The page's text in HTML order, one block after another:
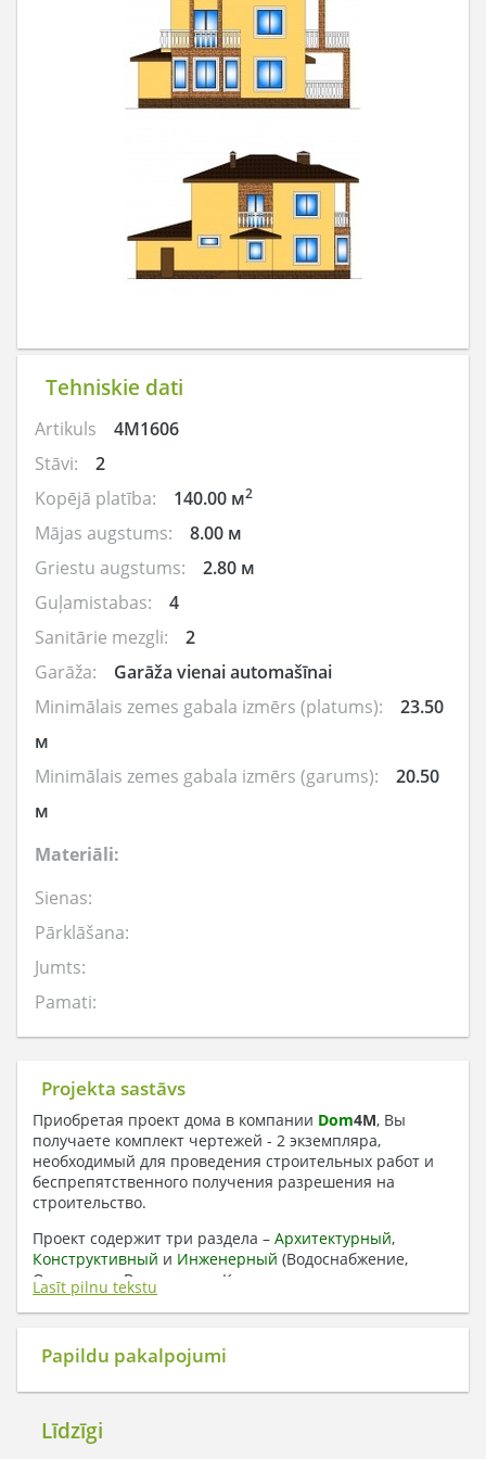
Tehniskie dati
Artikuls
4M1606
Stāvi:
2
Kopējā platība:
140.00 м2
Mājas augstums:
8.00 м
Griestu augstums:
2.80 м
Guļamistabas:
4
Sanitārie mezgli:
2
Garāža:
Garāža vienai automašīnai
Minimālais zemes gabala izmērs (platums):
23.50
м
Minimālais zemes gabala izmērs (garums):
20.50
м
Materiāli:
Sienas:
Pārklāšana:
Jumts:
Pamati:
Projekta sastāvs
Приобретая проект дома в компании Dom4M, Вы
получаете комплект чертежей - 2 экземпляра,
необходимый для проведения строительных работ и
беспрепятственного получения разрешения на
строительство.
Проект содержит три раздела – Архитектурный,
Конструктивный и Инженерный (Водоснабжение,
Отопление, Вентиляция, Канализация,
Электроснабжение) + Пояснительная записка
Общие данные по проекту
План координационных осей
Поэтажные маркировочные планы с
Lasīt pilnu tekstu
Papildu pakalpojumi
Līdzīgi